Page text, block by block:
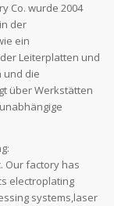
Co. wurde 2004
der
ein
Leiterplatten und
und die
über Werkstätten
Our factory has
electroplating
systems,laser